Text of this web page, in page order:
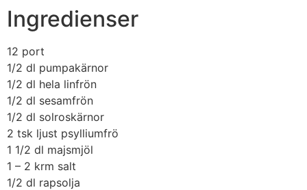
Ingredienser
12 port
1/2 dl pumpakärnor
1/2 dl hela linfrön
1/2 dl sesamfrön
1/2 dl solroskärnor
2 tsk ljust psylliumfrö
1 1/2 dl majsmjöl
1 – 2 krm salt
1/2 dl rapsolja